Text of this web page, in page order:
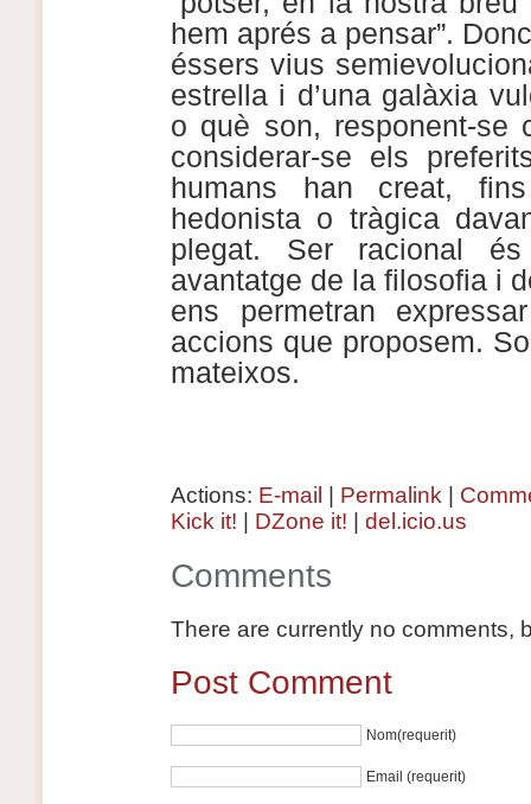
hem aprés a pensar”.
éssers vius
estrella i d’una galàxia
o què son, responent-se
considerar-se els
humans han creat,
hedonista o tràgica
plegat. Ser racional
avantatge de la filosofia i
ens permetran
accions que proposem.
mateixos.
Actions: E-mail Permalink
Kick it!
DZone it! del.icio.us
Comments
There are currently no comments,
Post Comment
Nom(requerit)
Email (requerit)